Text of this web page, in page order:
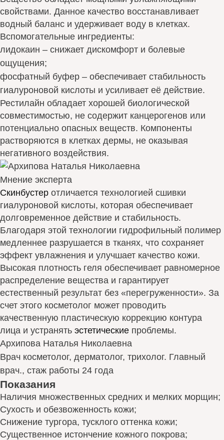
свойствами. Данное качество восстанавливает
водный баланс и удерживает воду в клетках.
Вспомогательные ингредиенты:
лидокаин – снижает дискомфорт и болевые
ощущения;
фосфатный буфер – обеспечивает стабильность
гиалуроновой кислоты и усиливает её действие.
Рестилайн обладает хорошей биологической
совместимостью, не содержит канцерогенов или
потенциально опасных веществ. Компоненты
растворяются в клетках дермы, не оказывая
негативного воздействия.
Мнение эксперта
Скинбустер отличается технологией сшивки
гиалуроновой кислоты, которая обеспечивает
долговременное действие и стабильность.
Благодаря этой технологии гидрофильный полимер
медленнее разрушается в тканях, что сохраняет
эффект увлажнения и улучшает качество кожи.
Высокая плотность геля обеспечивает равномерное
распределение вещества и гарантирует
естественный результат без «перегруженности». За
счет этого косметолог может проводить
качественную пластическую коррекцию контура
лица и устранять эстетические проблемы.
Архипова Наталья Николаевна
Врач косметолог, дерматолог, трихолог. Главный
врач., стаж работы 24 года
Показания
Наличия множественных средних и мелких морщин;
Сухость и обезвоженность кожи;
Снижение тургора, тусклого оттенка кожи;
Существенное истончение кожного покрова;